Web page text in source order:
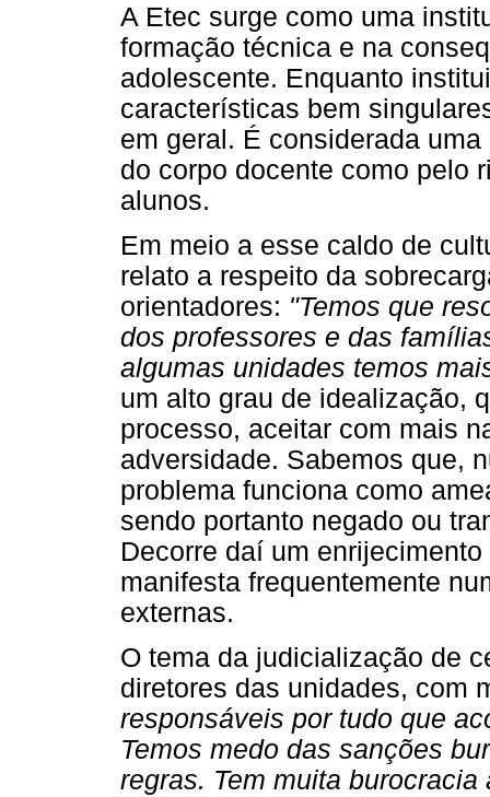
A Etec surge como uma
formação técnica e na
adolescente. Enquanto
características bem
em geral. É considerada
do corpo docente como pelo
alunos.
Em meio a esse caldo de
relato a respeito da
orientadores: "Temos que
dos professores e das
algumas unidades temos
um alto grau de idealização,
processo, aceitar com mais
adversidade. Sabemos que,
problema funciona como
sendo portanto negado ou
Decorre daí um
manifesta frequentemente
externas.
O tema da judicialização de
diretores das unidades, com
responsáveis por tudo que
Temos medo das sanções
regras. Tem muita burocracia